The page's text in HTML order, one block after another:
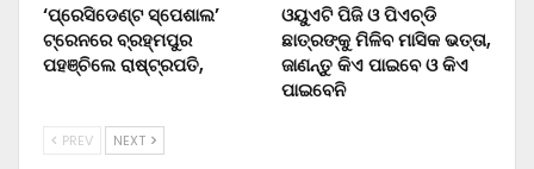
‘ପ୍ରେସିଡେଣ୍ଟ ସ୍ପେଶାଲ’
ଟ୍ରେନରେ ବ୍ରହ୍ମପୁର
ପହଞ୍ଚିଲେ ରାଷ୍ଟ୍ରପତି,
ଓୟୁଏଟି ପିଜି ଓ ପିଏଚ୍‌ଡି
ଛାତ୍ରଙ୍କୁ ମିଳିବ ମାସିକ ଭତ୍ତା,
ଜାଣନ୍ତୁ କିଏ ପାଇବେ ଓ କିଏ
ପାଇବେନି
PREV NEXT